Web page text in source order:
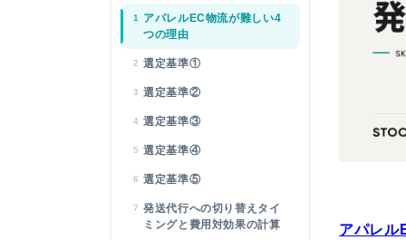
アパレル
1
アパレルEC物流が難しい4
つの理由
2 選定基準①
3 選定基準②
4 選定基準③
5 選定基準④
6 選定基準⑤
7 発送代行への切り替えタイ
ミングと費用対効果の計算